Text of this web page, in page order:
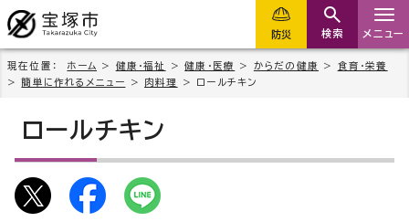
防災 検索 メニュー
現在位置： ホーム > 健康・福祉 >健康・医療 > からだの健康 > 食育・栄養
>簡単に作れるメニュー > 肉料理 > ロールチキン
ロールチキン